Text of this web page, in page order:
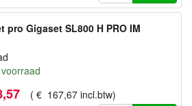
pro Gigaset SL800 H PRO IM
,57 ( € 167,67 incl.btw)